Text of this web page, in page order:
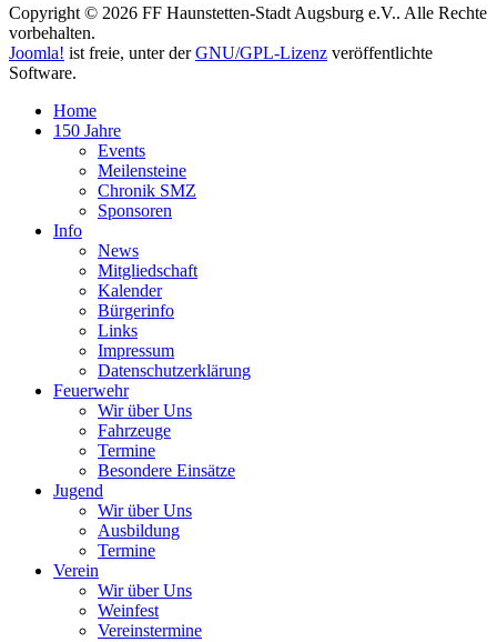
Copyright © 2026 FF Haunstetten-Stadt Augsburg e.V.. Alle Rechte
vorbehalten.
Joomla! ist freie, unter derGNU/GPL-Lizenz veröffentlichte
Software.
Home
150 Jahre
Events
Meilensteine
Chronik SMZ
Sponsoren
Info
News
Mitgliedschaft
Kalender
Bürgerinfo
Links
Impressum
Datenschutzerklärung
Feuerwehr
Wir über Uns
Fahrzeuge
Termine
Besondere Einsätze
Jugend
Wir über Uns
Ausbildung
Termine
Verein
Wir über Uns
Weinfest
Vereinstermine